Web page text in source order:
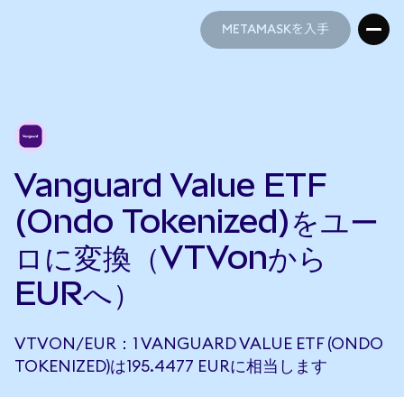
METAMASKを入手
Vanguard Value ETF
(Ondo Tokenized)をユー
ロに変換（VTVonから
EURへ）
VTVON/EUR：1 VANGUARD VALUE ETF (ONDO
TOKENIZED)は195.4477 EURに相当します